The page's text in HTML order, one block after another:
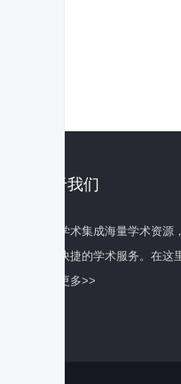
关于我们
百度学术集成海量学术资
全面快捷的学术服务。在
了解更多>>